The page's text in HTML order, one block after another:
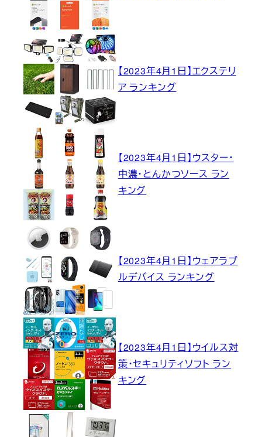
【2023年4月1日】エクステリ
ア ランキング
【2023年4月1日】ウスター・
中濃・とんかつソース ラン
キング
【2023年4月1日】ウェアラブ
ルデバイス ランキング
【2023年4月1日】ウイルス対
策・セキュリティソフト ラン
キング